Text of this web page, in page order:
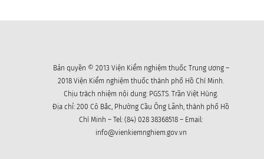
Bản quyền © 2013 Viện Kiểm nghiệm thuốc Trung ương –
2018 Viện Kiểm nghiệm thuốc thành phố Hồ Chí Minh.
Chịu trách nhiệm nội dung: PGS.TS. Trần Việt Hùng.
Địa chỉ: 200 Cô Bắc, Phường Cầu Ông Lãnh, thành phố Hồ
Chí Minh – Tel: (84) 028 38368518 – Email:
info@vienkiemnghiem.gov.vn